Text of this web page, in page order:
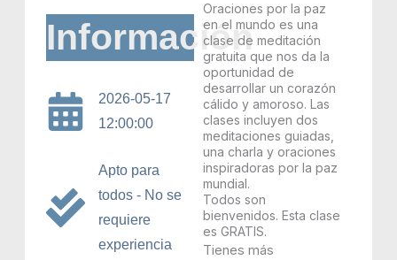
Información
2026-05-17
12:00:00
Apto para
todos - No se
requiere
experiencia
Oraciones por la paz
en el mundo es una
clase de meditación
gratuita que nos da la
oportunidad de
desarrollar un corazón
cálido y amoroso. Las
clases incluyen dos
meditaciones guiadas,
una charla y oraciones
inspiradoras por la paz
mundial.
Todos son
bienvenidos. Esta clase
es GRATIS.
Tienes más